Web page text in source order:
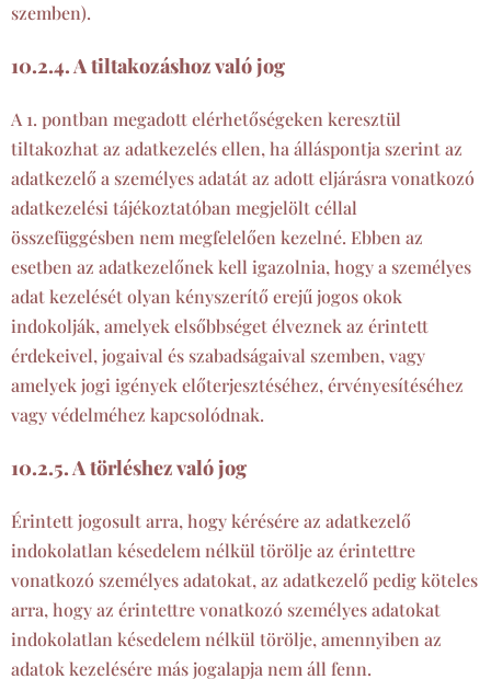
szemben).
10.2.4. A tiltakozáshoz való jog
A 1. pontban megadott elérhetőségeken keresztül
tiltakozhat az adatkezelés ellen, ha álláspontja szerint az
adatkezelő a személyes adatát az adott eljárásra vonatkozó
adatkezelési tájékoztatóban megjelölt céllal
összefüggésben nem megfelelően kezelné. Ebben az
esetben az adatkezelőnek kell igazolnia, hogy a személyes
adat kezelését olyan kényszerítő erejű jogos okok
indokolják, amelyek elsőbbséget élveznek az érintett
érdekeivel, jogaival és szabadságaival szemben, vagy
amelyek jogi igények előterjesztéséhez, érvényesítéséhez
vagy védelméhez kapcsolódnak.
10.2.5. A törléshez való jog
Érintett jogosult arra, hogy kérésére az adatkezelő
indokolatlan késedelem nélkül törölje az érintettre
vonatkozó személyes adatokat, az adatkezelő pedig köteles
arra, hogy az érintettre vonatkozó személyes adatokat
indokolatlan késedelem nélkül törölje, amennyiben az
adatok kezelésére más jogalapja nem áll fenn.